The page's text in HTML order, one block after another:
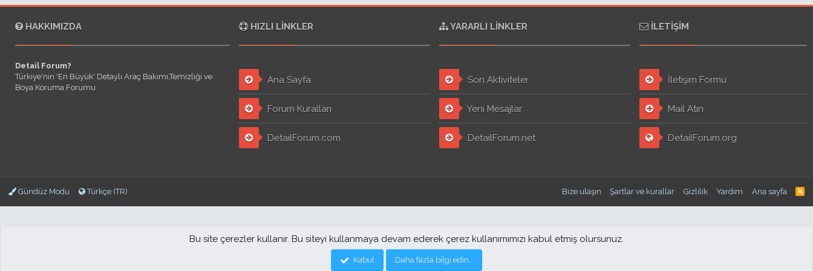
HAKKIMIZDA
Detail Forum?
Türkiye'nin 'En Büyük' Detaylı Araç Bakımı,Temizliği ve
Boya Koruma Forumu
HIZLI LINKLER
Ana Sayfa
Forum Kuralları
DetailForum.com
YARARLI LINKLER
Son Aktiviteler
Yeni Mesajlar
DetailForum.net
İLETIŞIM
İletişim Formu
Mail Atın
DetailForum.org
Gündüz Modu Türkçe (TR) Bize ulaşın Şartlar ve kurallar Gizlilik Yardım Ana sayfa
Bu site çerezler kullanır. Bu siteyi kullanmaya devam ederek çerez kullanımımızı kabul etmiş olursunuz.
Kabul Daha fazla bilgi edin…